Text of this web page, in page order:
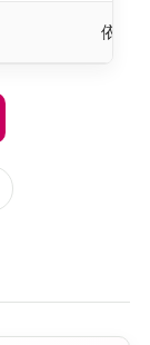
依賴